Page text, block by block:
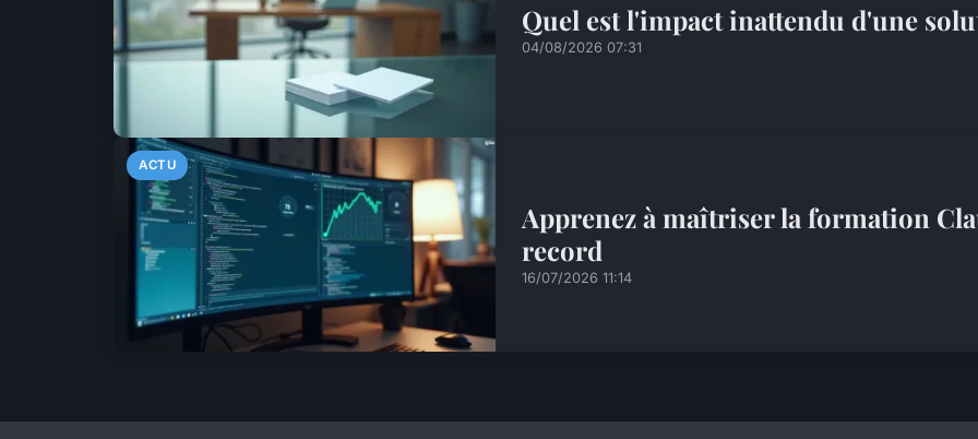
Quel est l'impact inattendu d'une
04/08/2026 07:31
ACTU
Apprenez à maîtriser la formation
record
16/07/2026 11:14